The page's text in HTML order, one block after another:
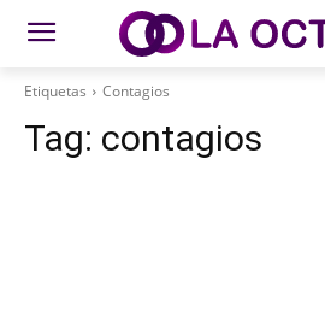
Etiquetas Contagios
Tag: contagios